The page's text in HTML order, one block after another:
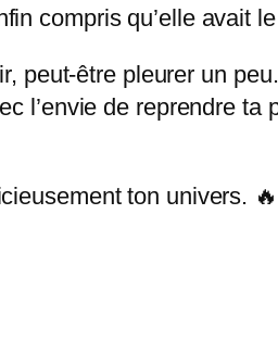
compris qu’elle avait
peut-être pleurer un
l’envie de reprendre ta
ton univers. 🔥